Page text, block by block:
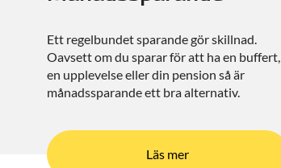
Ett regelbundet sparande gör skillnad.
Oavsett om du sparar för att ha en buffert,
en upplevelse eller din pension så är
månadssparande ett bra alternativ.
Läs mer